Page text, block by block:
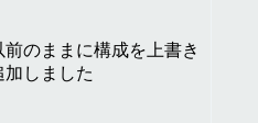
のままに構成を上書き
しました